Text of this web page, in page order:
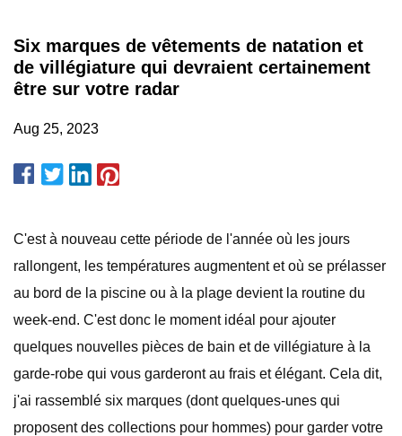
Six marques de vêtements de natation et
de villégiature qui devraient certainement
être sur votre radar
Aug 25, 2023
C'est à nouveau cette période de l'année où les jours
rallongent, les températures augmentent et où se prélasser
au bord de la piscine ou à la plage devient la routine du
week-end. C'est donc le moment idéal pour ajouter
quelques nouvelles pièces de bain et de villégiature à la
garde-robe qui vous garderont au frais et élégant. Cela dit,
j'ai rassemblé six marques (dont quelques-unes qui
proposent des collections pour hommes) pour garder votre